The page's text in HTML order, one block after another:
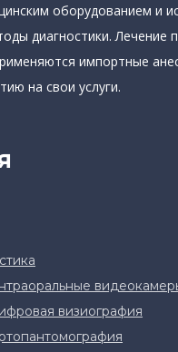
оборудованием и
диагностики. Лечение
импортные
на свои услуги.
визиография